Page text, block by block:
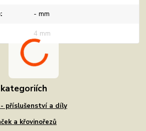
- mm
4 mm
příslušenství a díly
a křovinořezů